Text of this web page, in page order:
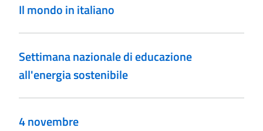
Il mondo in italiano
Settimana nazionale di educazione
all'energia sostenibile
4 novembre